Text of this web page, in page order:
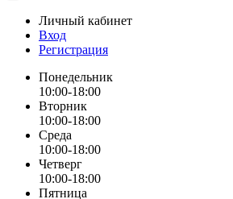
Личный кабинет
Вход
Регистрация
Понедельник
10:00-18:00
Вторник
10:00-18:00
Среда
10:00-18:00
Четверг
10:00-18:00
Пятница